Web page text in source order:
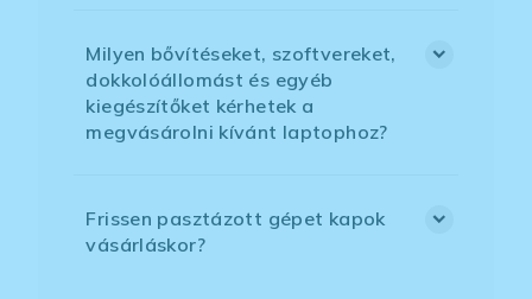
Milyen bővítéseket, szoftvereket,
dokkolóállomást és egyéb
kiegészítőket kérhetek a
megvásárolni kívánt laptophoz?
Frissen pasztázott gépet kapok
vásárláskor?